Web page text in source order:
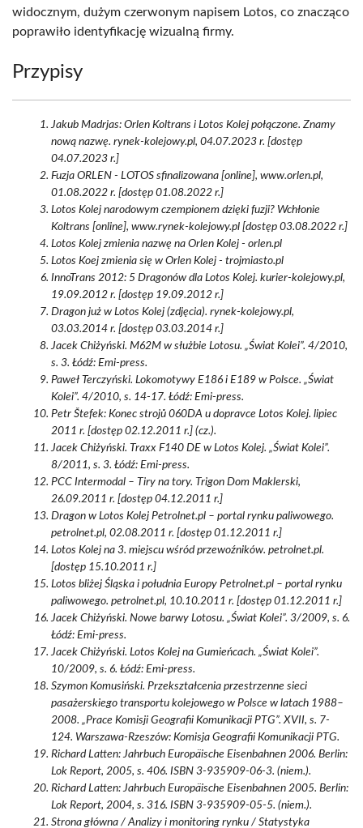
widocznym, dużym czerwonym napisem Lotos, co znacząco
poprawiło identyfikację wizualną firmy.
Przypisy
Jakub Madrjas: Orlen Koltrans i Lotos Kolej połączone. Znamy
nową nazwę. rynek-kolejowy.pl, 04.07.2023 r. [dostęp
04.07.2023 r.]
Fuzja ORLEN - LOTOS sfinalizowana [online], www.orlen.pl,
01.08.2022 r. [dostęp 01.08.2022 r.]
Lotos Kolej narodowym czempionem dzięki fuzji? Wchłonie
Koltrans [online], www.rynek-kolejowy.pl [dostęp 03.08.2022 r.]
Lotos Kolej zmienia nazwę na Orlen Kolej - orlen.pl
Lotos Koej zmienia się w Orlen Kolej - trojmiasto.pl
InnoTrans 2012: 5 Dragonów dla Lotos Kolej. kurier-kolejowy.pl,
19.09.2012 r. [dostęp 19.09.2012 r.]
Dragon już w Lotos Kolej (zdjęcia). rynek-kolejowy.pl,
03.03.2014 r. [dostęp 03.03.2014 r.]
Jacek Chiżyński. M62M w służbie Lotosu. „Świat Kolei”. 4/2010,
s. 3. Łódź: Emi-press.
Paweł Terczyński. Lokomotywy E186 i E189 w Polsce. „Świat
Kolei”. 4/2010, s. 14-17. Łódź: Emi-press.
Petr Štefek: Konec strojů 060DA u dopravce Lotos Kolej. lipiec
2011 r. [dostęp 02.12.2011 r.] (cz.).
Jacek Chiżyński. Traxx F140 DE w Lotos Kolej. „Świat Kolei”.
8/2011, s. 3. Łódź: Emi-press.
PCC Intermodal – Tiry na tory. Trigon Dom Maklerski,
26.09.2011 r. [dostęp 04.12.2011 r.]
Dragon w Lotos Kolej Petrolnet.pl – portal rynku paliwowego.
petrolnet.pl, 02.08.2011 r. [dostęp 01.12.2011 r.]
Lotos Kolej na 3. miejscu wśród przewoźników. petrolnet.pl.
[dostęp 15.10.2011 r.]
Lotos bliżej Śląska i południa Europy Petrolnet.pl – portal rynku
paliwowego. petrolnet.pl, 10.10.2011 r. [dostęp 01.12.2011 r.]
Jacek Chiżyński. Nowe barwy Lotosu. „Świat Kolei”. 3/2009, s. 6.
Łódź: Emi-press.
Jacek Chiżyński. Lotos Kolej na Gumieńcach. „Świat Kolei”.
10/2009, s. 6. Łódź: Emi-press.
Szymon Komusiński. Przekształcenia przestrzenne sieci
pasażerskiego transportu kolejowego w Polsce w latach 1988–
2008. „Prace Komisji Geografii Komunikacji PTG”. XVII, s. 7-
124. Warszawa-Rzeszów: Komisja Geografii Komunikacji PTG.
Richard Latten: Jahrbuch Europäische Eisenbahnen 2006. Berlin:
Lok Report, 2005, s. 406. ISBN 3-935909-06-3. (niem.).
Richard Latten: Jahrbuch Europäische Eisenbahnen 2005. Berlin:
Lok Report, 2004, s. 316. ISBN 3-935909-05-5. (niem.).
Strona główna / Analizy i monitoring rynku / Statystyka